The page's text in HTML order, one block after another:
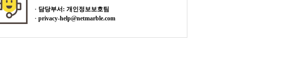
담당부서: 개인정보보호팀
privacy-help@netmarble.com